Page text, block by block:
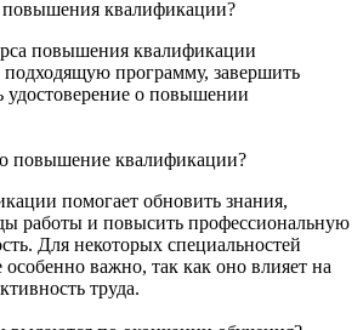
квалификации?
повышения квалификации
программу, завершить
удостоверение о повышении
повышение квалификации?
помогает обновить знания,
работы и повысить профессиональную
Для некоторых специальностей
особенно важно, так как оно влияет на
труда.